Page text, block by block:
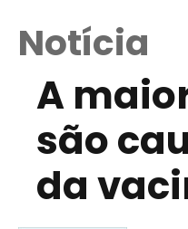
Notícia
A
são
da